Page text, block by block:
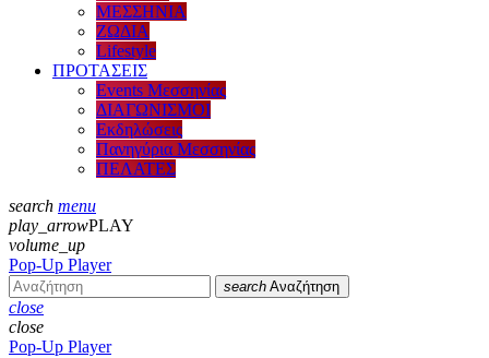
ΜΕΣΣΗΝΙΑ
ΖΩΔΙΑ
Lifestyle
ΠΡΟΤΑΣΕΙΣ
Events Μεσσηνίας
ΔΙΑΓΩΝΙΣΜΟΙ
Εκδηλώσεις
Πανηγύρια Μεσσηνίας
ΠΕΛΑΤΕΣ
search menu
play_arrowPLAY
volume_up
Pop-Up Player
search Αναζήτηση
close
close
Pop-Up Player